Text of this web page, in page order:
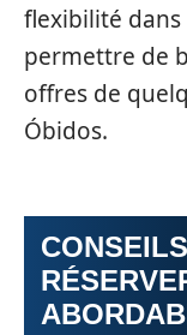
flexibilité
permettre de
offres de
Óbidos.